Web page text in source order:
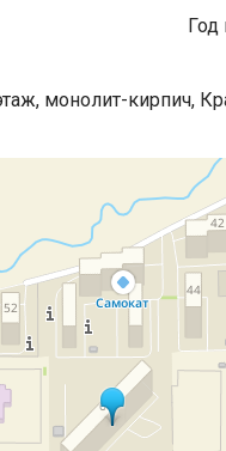
Год
монолит-кирпич,